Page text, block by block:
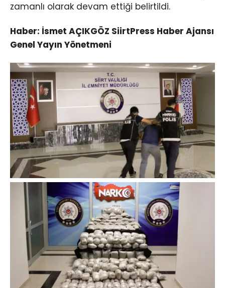
zamanlı olarak devam ettiği belirtildi.
Haber: İsmet AÇIKGÖZ SiirtPress Haber Ajansı
Genel Yayın Yönetmeni